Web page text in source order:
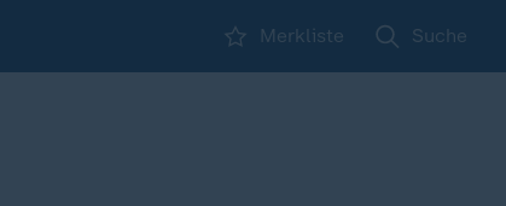
Merkliste Suche